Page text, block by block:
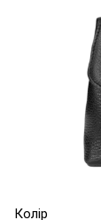
Колір